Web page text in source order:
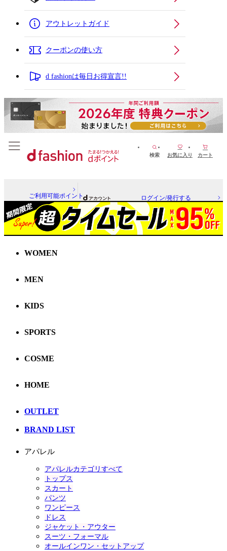
アウトレットガイド
クーポンの使い方
d fashionは毎日お得宣言!!
検索 お気に入り カート
ご利用可能ポイント ログイン/発行する
WOMEN
MEN
KIDS
SPORTS
COSME
HOME
OUTLET
BRAND LIST
アパレル
アパレルカテゴリすべて
トップス
スカート
パンツ
ワンピース
ドレス
ジャケット・アウター
スーツ・フォーマル
オールインワン・セットアップ